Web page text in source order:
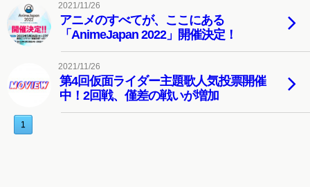
2021/11/26
アニメのすべてが、ここにある
「AnimeJapan 2022」開催決定！
2021/11/26
第4回仮面ライダー主題歌人気投票開催
中！2回戦、僅差の戦いが増加
1